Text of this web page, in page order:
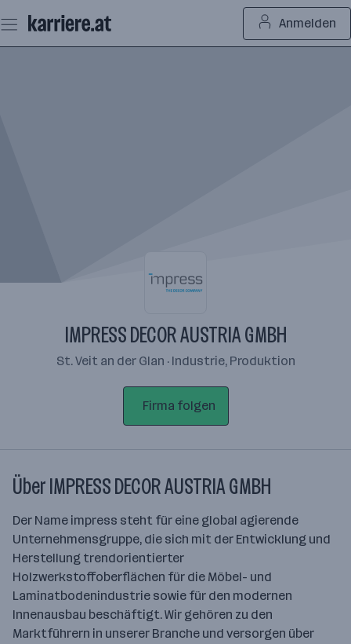
Seiteninhalt
springen
Anmelden
IMPRESS DECOR AUSTRIA GMBH
St. Veit an der Glan · Industrie, Produktion
Firma folgen
Über IMPRESS DECOR AUSTRIA GMBH
Der Name impress steht für eine global agierende
Unternehmensgruppe, die sich mit der Entwicklung und
Herstellung trendorientierter
Holzwerkstoffoberflächen für die Möbel- und
Laminatbodenindustrie sowie für den modernen
Innenausbau beschäftigt. Wir gehören zu den
Marktführern in unserer Branche und versorgen über